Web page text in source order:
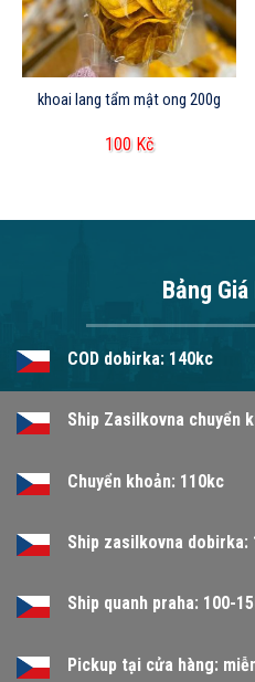
khoai lang tẩm mật ong 200g
100 Kč
Bảng
COD dobirka: 140kc
Ship Zasilkovna chuyển
Chuyển khoản: 110kc
Ship zasilkovna dobirka:
Ship quanh praha: 100-
Pickup tại cửa hàng: